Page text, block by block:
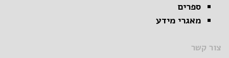
ספרים
מאגרי מידע
צור קשר